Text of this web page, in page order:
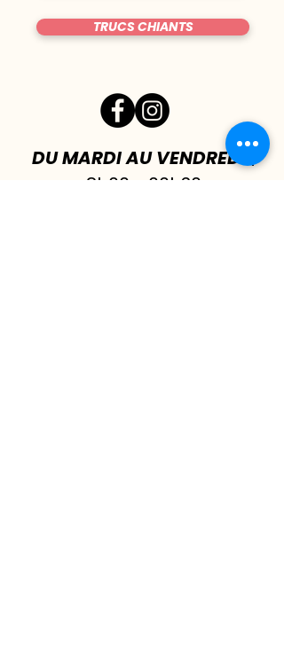
TRUCS CHIANTS
DU MARDI AU VENDREDI |
8h00 - 00h30